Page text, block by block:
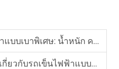
ำหนัก ความจุรับน้ำหนัก และความสามารถในการควบคุม
กับรถเข็นไฟฟ้าแบบเบาพิเศษ